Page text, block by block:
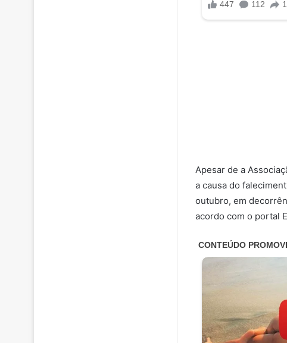
Apesar de a
a causa do
outubro, em
acordo com o portal